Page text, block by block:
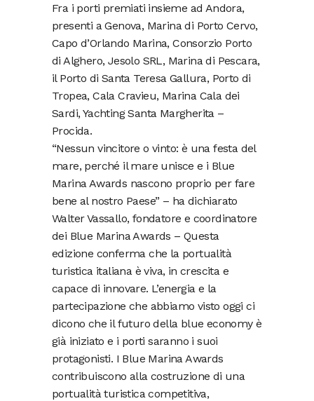
Fra i porti premiati insieme ad Andora,
presenti a Genova, Marina di Porto Cervo,
Capo d’Orlando Marina, Consorzio Porto
di Alghero, Jesolo SRL, Marina di Pescara,
il Porto di Santa Teresa Gallura, Porto di
Tropea, Cala Cravieu, Marina Cala dei
Sardi, Yachting Santa Margherita –
Procida.
“Nessun vincitore o vinto: è una festa del
mare, perché il mare unisce e i Blue
Marina Awards nascono proprio per fare
bene al nostro Paese” – ha dichiarato
Walter Vassallo, fondatore e coordinatore
dei Blue Marina Awards – Questa
edizione conferma che la portualità
turistica italiana è viva, in crescita e
capace di innovare. L’energia e la
partecipazione che abbiamo visto oggi ci
dicono che il futuro della blue economy è
già iniziato e i porti saranno i suoi
protagonisti. I Blue Marina Awards
contribuiscono alla costruzione di una
portualità turistica competitiva,